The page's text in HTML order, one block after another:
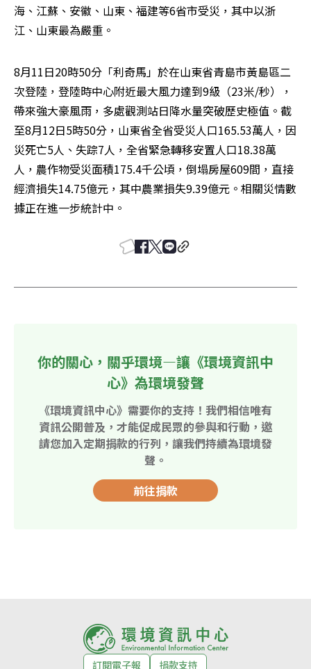
海、江蘇、安徽、山東、福建等6省市受災，其中以浙
江、山東最為嚴重。
8月11日20時50分「利奇馬」於在山東省青島市黃島區二
次登陸，登陸時中心附近最大風力達到9級（23米/秒），
帶來強大豪風雨，多處觀測站日降水量突破歷史極值。截
至8月12日5時50分，山東省全省受災人口165.53萬人，因
災死亡5人、失踪7人，全省緊急轉移安置人口18.38萬
人，農作物受災面積175.4千公頃，倒塌房屋609間，直接
經濟損失14.75億元，其中農業損失9.39億元。相關災情數
據正在進一步統計中。
你的關心，關乎環境—讓《環境資訊中
心》為環境發聲
《環境資訊中心》需要你的支持！我們相信唯有
資訊公開普及，才能促成民眾的參與和行動，邀
請您加入定期捐款的行列，讓我們持續為環境發
聲。
前往捐款
訂閱電子報 捐款支持